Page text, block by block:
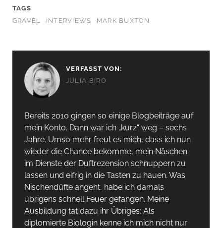
TAGS
GRAVEL
INTERVIEWS MARK BUXTON
VERFASST VON:
JULIA BIRÓ
Bereits 2010 gingen so einige Blogbeiträge auf
mein Konto. Dann war ich „kurz“ weg – sechs
Jahre. Umso mehr freut es mich, dass ich nun
wieder die Chance bekomme, mein Näschen
im Dienste der Duftrezension schnuppern zu
lassen und eifrig in die Tasten zu hauen. Was
Nischendüfte angeht, habe ich damals
übrigens schnell Feuer gefangen. Meine
Ausbildung tat dazu ihr Übriges: Als
diplomierte Biologin kenne ich mich nicht nur